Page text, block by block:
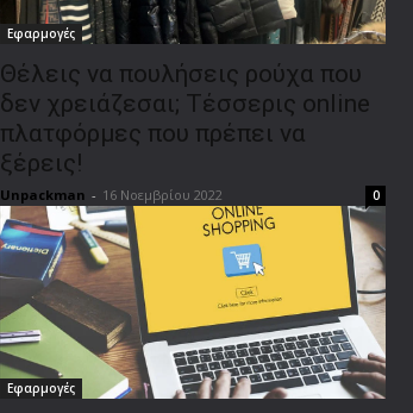
Εφαρμογές
Θέλεις να πουλήσεις ρούχα που
δεν χρειάζεσαι; Τέσσερις online
πλατφόρμες που πρέπει να
ξέρεις!
Unpackman - 16 Νοεμβρίου 2022 0
Εφαρμογές